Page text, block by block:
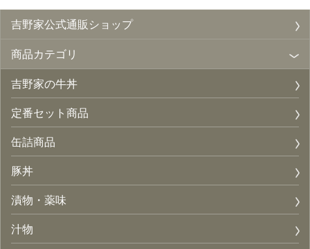
吉野家公式通販ショップ
商品カテゴリ
吉野家の牛丼
定番セット商品
缶詰商品
豚丼
漬物・薬味
汁物